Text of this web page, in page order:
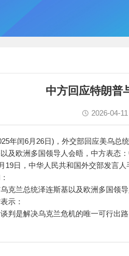
中方回应特朗普
2026-04-11
年闰6月26日)，外交部回应美乌总
欧洲多国领导人会晤，中方表态：
日，中华人民共和国外交部发言人
兰总统泽连斯基以及欧洲多国领导
示：
是解决乌克兰危机的唯一可行出路